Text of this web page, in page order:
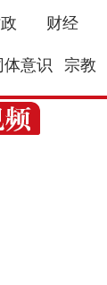
财经
意识 宗教